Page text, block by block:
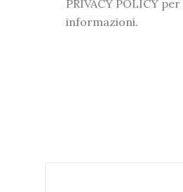
PRIVACY POLICY
informazioni.